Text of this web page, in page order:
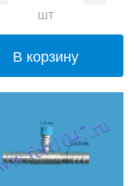
шт
В корзину